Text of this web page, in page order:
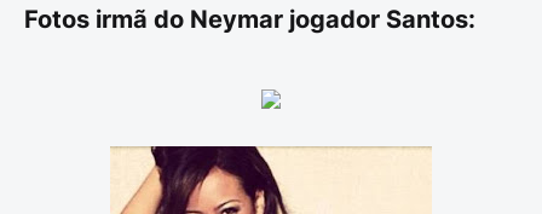
Fotos irmã do Neymar jogador Santos: